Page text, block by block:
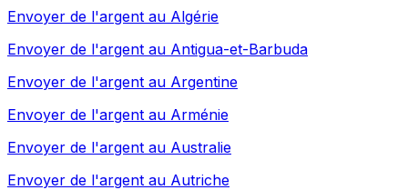
Envoyer de l'argent au Algérie
Envoyer de l'argent au Antigua-et-Barbuda
Envoyer de l'argent au Argentine
Envoyer de l'argent au Arménie
Envoyer de l'argent au Australie
Envoyer de l'argent au Autriche